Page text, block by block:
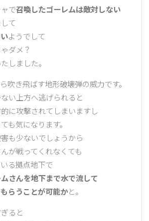
で召喚したゴーレムは敵対しない
て
ようでして
ダメ？
しました。
吹き飛ばす地形破壊弾の威力です。
い上方へ逃げられると
に攻撃されてしまいますし
も気になります。
も少ないでしょうから
が戦ってくれなくても
る拠点地下で
さんを地下まで水で流して
らうことが可能かと。
ると